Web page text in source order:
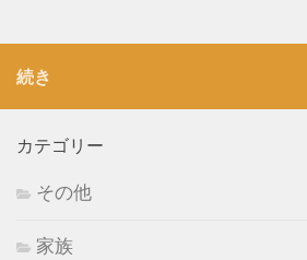
続き
カテゴリー
その他
家族